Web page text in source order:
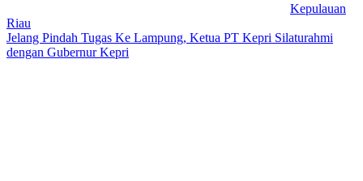
Kepulauan
Riau
Jelang Pindah Tugas Ke Lampung, Ketua PT Kepri Silaturahmi
dengan Gubernur Kepri